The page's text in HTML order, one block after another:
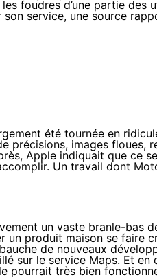
foudres d’une partie des
service, une source
été tournée en
précisions, images floues,
Apple indiquait que ce
. Un travail dont
un vaste branle-bas
produit maison se faire
de nouveaux
sur le service Maps. Et
pourrait très bien